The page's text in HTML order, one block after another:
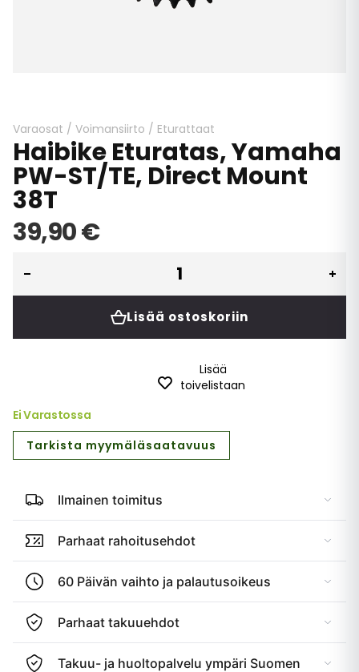
beginning
of
the
images
gallery
Varaosat / Voimansiirto / Eturattaat
Haibike Eturatas, Yamaha
PW-ST/TE, Direct Mount
38T
39,90 €
Lisää ostoskoriin
Lisää
toivelistaan
Ei Varastossa
Tarkista myymäläsaatavuus
Ilmainen toimitus
Parhaat rahoitusehdot
60 Päivän vaihto ja palautusoikeus
Parhaat takuuehdot
Takuu- ja huoltopalvelu ympäri Suomen